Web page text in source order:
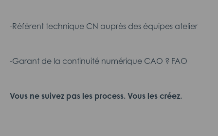
-Référent technique CN auprès des équipes atelier
-Garant de la continuité numérique CAO ? FAO
Vous ne suivez pas les process. Vous les créez.